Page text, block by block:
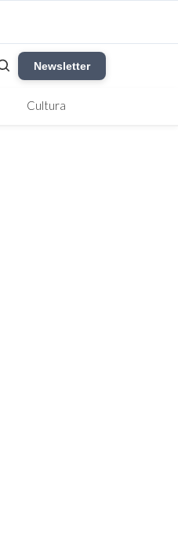
Newsletter
Cultura